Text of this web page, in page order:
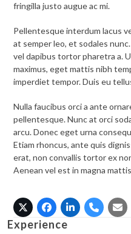
fringilla justo augue ac mi.
Pellentesque interdum lacus
at semper leo, et sodales
vel dapibus tortor pharetra a.
maximus, eget mattis nibh
imperdiet tempor. Duis eu
Nulla faucibus orci a ante
pellentesque. Nunc at orci
arcu. Donec eget urna
Etiam rhoncus, ante quis
erat, non convallis tortor ex
Aenean vel est in magna
X FacebookLinkedin
N°
téléphone
Experience